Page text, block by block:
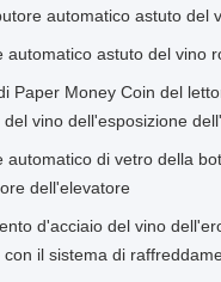
automatico astuto del
automatico astuto del vino
Paper Money Coin del
vino dell'esposizione
automatico di vetro della
dell'elevatore
d'acciaio del vino
il sistema di